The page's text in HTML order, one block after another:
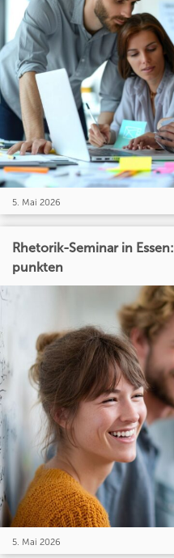
5. Mai 2026
Rhetorik-Seminar in
punkten
5. Mai 2026